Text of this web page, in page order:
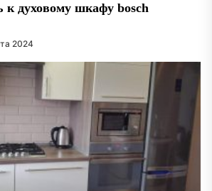
к духовому шкафу bosch
2024